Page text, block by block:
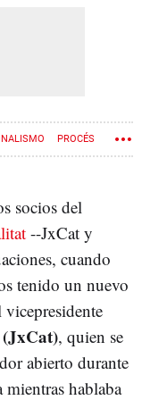
PROCÉS
socios del
--JxCat y
cuando
tenido un nuevo
(JxCat), quien se
abierto durante
hablaba